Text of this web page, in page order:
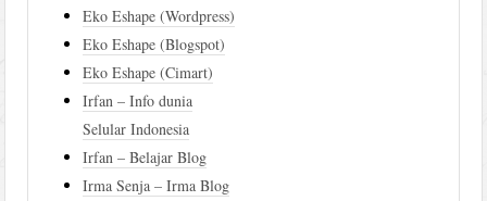
Eko Eshape (Wordpress)
Eko Eshape (Blogspot)
Eko Eshape (Cimart)
Irfan – Info dunia
Selular Indonesia
Irfan – Belajar Blog
Irma Senja – Irma Blog